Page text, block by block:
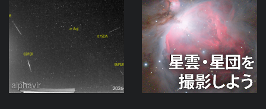
alphavir